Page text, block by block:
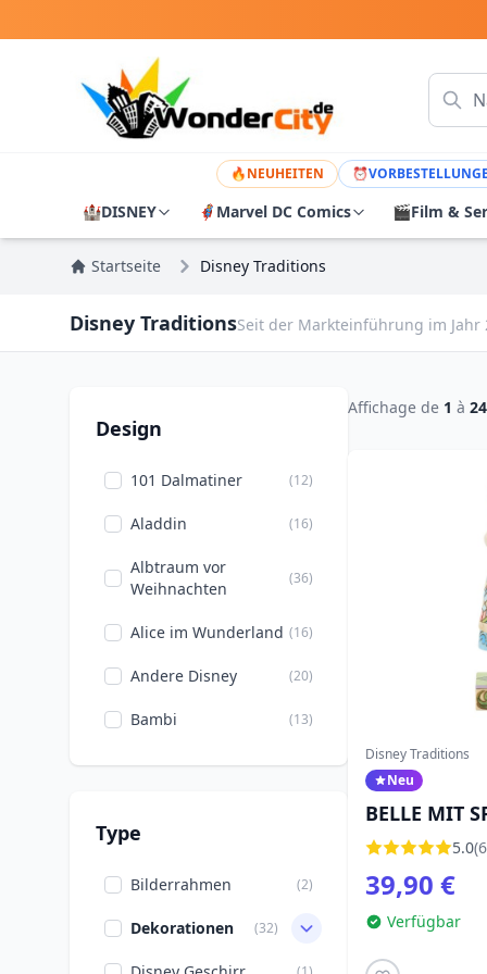
🔥NEUHEITEN ⏰
🏰DISNEY 🦸 Marvel DC Comics 🎬Film &
Startseite Disney Traditions
Disney TraditionsSeit der Markteinführung im Jahr
Design
101 Dalmatiner (12)
Aladdin (16)
Albtraum vor
Weihnachten
(36)
Alice im Wunderland (16)
Andere Disney (20)
Bambi (13)
Chip & Dale (9)
Der König der Löwen (21)
Der kleine Prinz (1)
Type
Bilderrahmen (2)
Dekorationen (32)
Affichage de 1 à 24
Disney Traditions
Neu
BELLE MIT
TRADITIONS
5.0
39,90 €
Verfügbar